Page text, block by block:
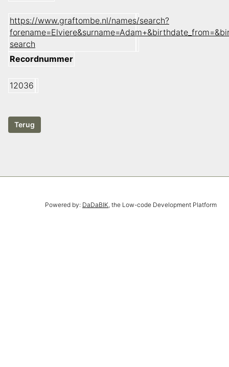
https://www.graftombe.nl/names/search?
search
Recordnummer
12036
Powered by: DaDaBIK, the Low-code Development Platform